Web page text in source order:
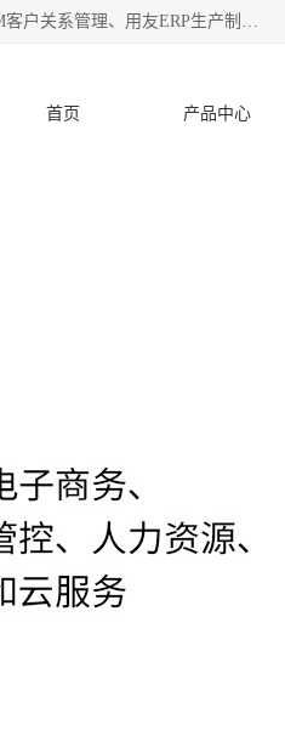
杭州协友软件有限公司主营：用友财务软件、用友进销存软件、用友OA办公自动化、用友CRM客户关系管理、用友ERP生产制造管理等;是一家用友管理软件咨询服务商。自创立至今，一直致力于为客户提供顾问式ERP管理解决方案务，为企业提供了财务管理、供应链和物流管理、生产制造管理、管理、知识与协同管理、客户关系管理等信息化建设领域的应用。
首页 产品中心